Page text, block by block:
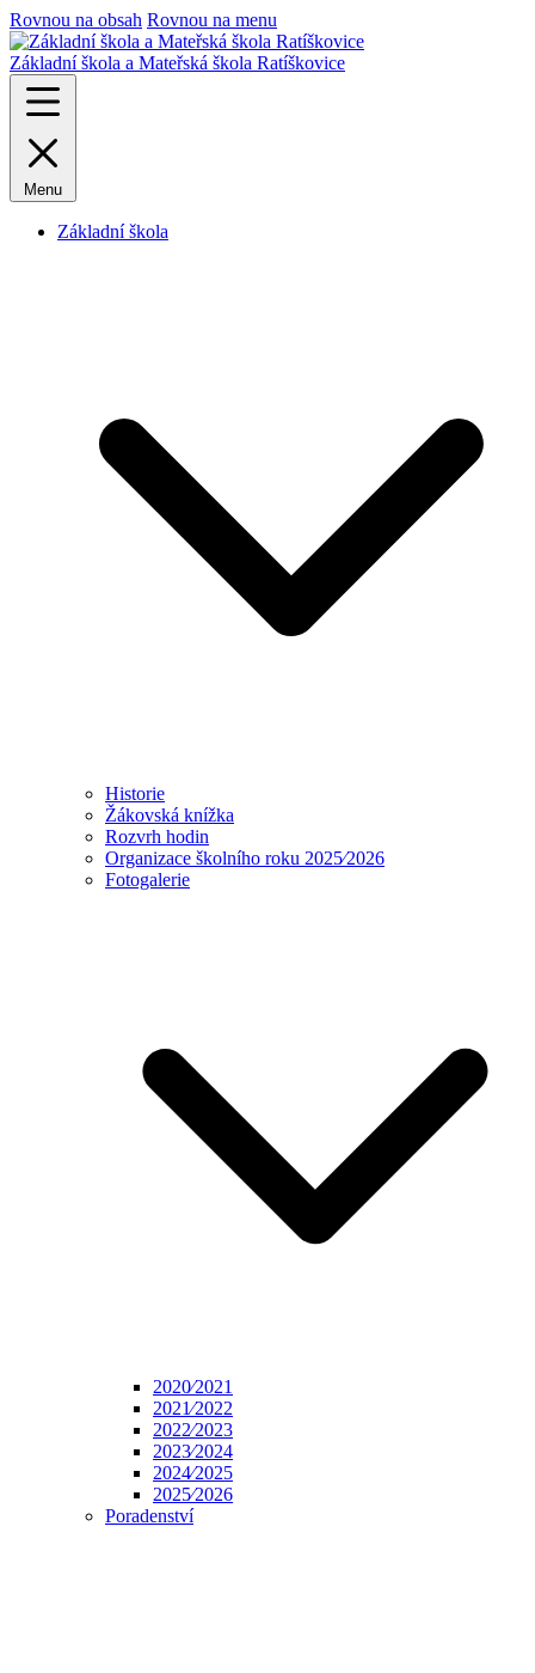
Rovnou na obsah Rovnou na menu
Základní škola a Mateřská škola Ratíškovice
Menu
Základní škola
Historie
Žákovská knížka
Rozvrh hodin
Organizace školního roku 2025⁄2026
Fotogalerie
2020⁄2021
2021⁄2022
2022⁄2023
2023⁄2024
2024⁄2025
2025⁄2026
Poradenství